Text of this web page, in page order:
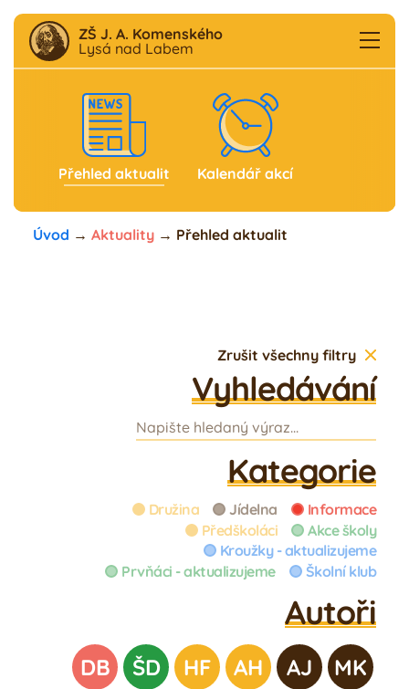
ZŠ J. A. Komenského
Lysá nad Labem
Aktuality
Přehled aktualit Kalendář akcí
Úvod → Aktuality→ Přehled aktualit
Zrušit všechny filtry
Vyhledávání
Kategorie
Družina Jídelna
Informace
Předškoláci
Akce školy
Kroužky - aktualizujeme
Prvňáci - aktualizujeme
Školní klub
Autoři
DB ŠD HF AH AJ
MK